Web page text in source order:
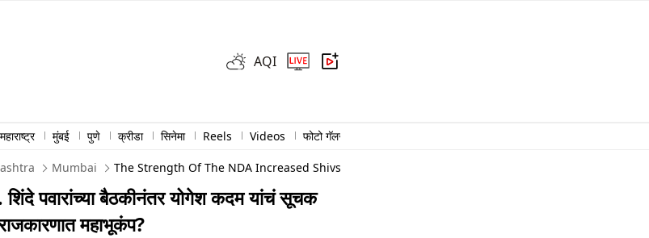
AQI
महाराष्ट्र मुंबई पुणे क्रीडा सिनेमा Reels Videos फोटो गॅलरी
Mumbai The Strength Of The NDA Increased Shivsena Minister Yogesh Kadam Suggestive Remark
पवारांच्या बैठकीनंतर योगेश कदम यांचं सूचक
महाभूकंप?